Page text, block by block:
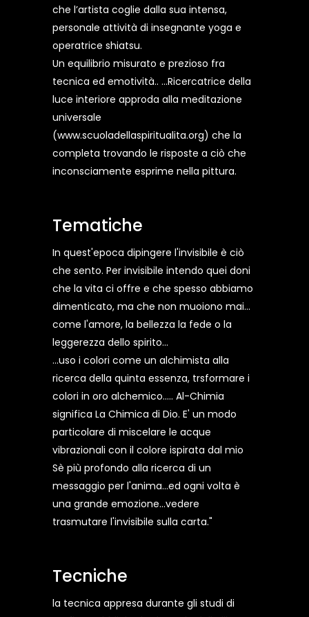
che l’artista coglie dalla sua intensa,
personale attività di insegnante yoga e
operatrice shiatsu.
Un equilibrio misurato e prezioso fra
tecnica ed emotività.. ...Ricercatrice della
luce interiore approda alla meditazione
universale
(www.scuoladellaspiritualita.org) che la
completa trovando le risposte a ciò che
inconsciamente esprime nella pittura.
Tematiche
In quest'epoca dipingere l'invisibile è ciò
che sento. Per invisibile intendo quei doni
che la vita ci offre e che spesso abbiamo
dimenticato, ma che non muoiono mai...
come l'amore, la bellezza la fede o la
leggerezza dello spirito...
...uso i colori come un alchimista alla
ricerca della quinta essenza, trsformare i
colori in oro alchemico..... Al-Chimia
significa La Chimica di Dio. E' un modo
particolare di miscelare le acque
vibrazionali con il colore ispirata dal mio
Sè più profondo alla ricerca di un
messaggio per l'anima...ed ogni volta è
una grande emozione...vedere
trasmutare l'invisibile sulla carta."
Tecniche
la tecnica appresa durante gli studi di